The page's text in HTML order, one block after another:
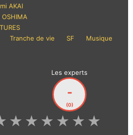
AKAI
Tranche de vie SF
Musique
Les experts
-
(0)
★
★
★
★
★
★